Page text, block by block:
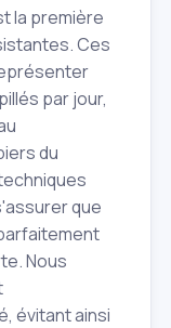
la première
Ces
par jour,
du
que
Nous
évitant ainsi